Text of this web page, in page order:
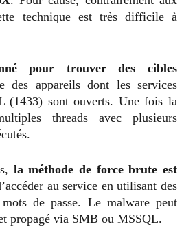
technique est très difficile à
pour trouver des cibles
des appareils dont les services
(1433) sont ouverts. Une fois la
threads avec plusieurs
la méthode de force brute est
au service en utilisant des
de passe. Le malware peut
propagé via SMB ou MSSQL.